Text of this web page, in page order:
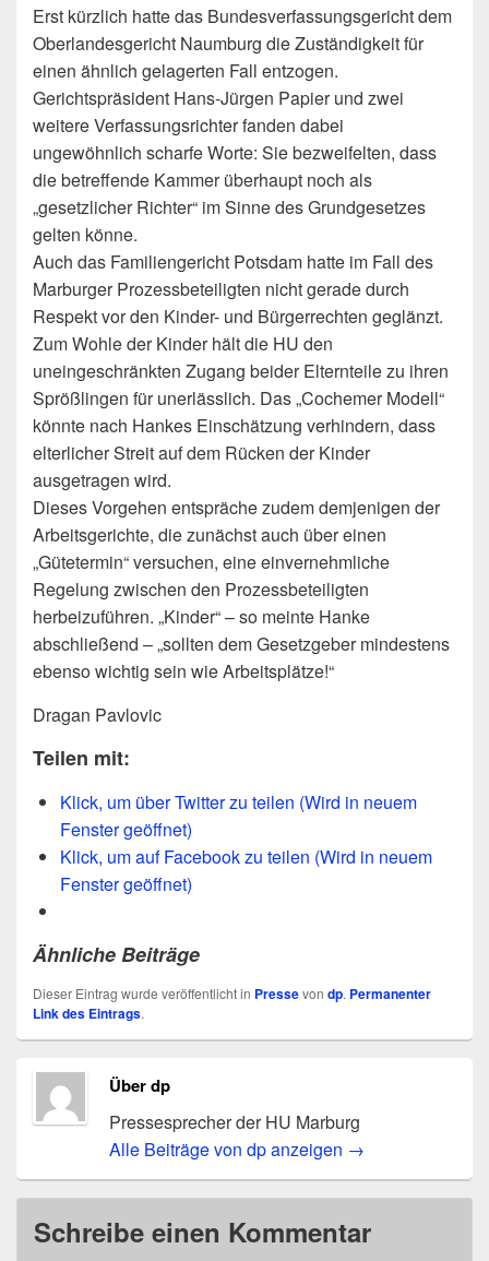
Erst kürzlich hatte das Bundesverfassungsgericht dem
Oberlandesgericht Naumburg die Zuständigkeit für
einen ähnlich gelagerten Fall entzogen.
Gerichtspräsident Hans-Jürgen Papier und zwei
weitere Verfassungsrichter fanden dabei
ungewöhnlich scharfe Worte: Sie bezweifelten, dass
die betreffende Kammer überhaupt noch als
„gesetzlicher Richter“ im Sinne des Grundgesetzes
gelten könne.
Auch das Familiengericht Potsdam hatte im Fall des
Marburger Prozessbeteiligten nicht gerade durch
Respekt vor den Kinder- und Bürgerrechten geglänzt.
Zum Wohle der Kinder hält die HU den
uneingeschränkten Zugang beider Elternteile zu ihren
Sprößlingen für unerlässlich. Das „Cochemer Modell“
könnte nach Hankes Einschätzung verhindern, dass
elterlicher Streit auf dem Rücken der Kinder
ausgetragen wird.
Dieses Vorgehen entspräche zudem demjenigen der
Arbeitsgerichte, die zunächst auch über einen
„Gütetermin“ versuchen, eine einvernehmliche
Regelung zwischen den Prozessbeteiligten
herbeizuführen. „Kinder“ – so meinte Hanke
abschließend – „sollten dem Gesetzgeber mindestens
ebenso wichtig sein wie Arbeitsplätze!“
Dragan Pavlovic
Teilen mit:
Klick, um über Twitter zu teilen (Wird in neuem
Fenster geöffnet)
Klick, um auf Facebook zu teilen (Wird in neuem
Fenster geöffnet)
Ähnliche Beiträge
Dieser Eintrag wurde veröffentlicht in Pressevon dp. Permanenter
Link des Eintrags.
Über dp
Pressesprecher der HU Marburg
Alle Beiträge von dp anzeigen →
Schreibe einen Kommentar